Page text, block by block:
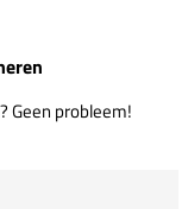
Geen probleem!